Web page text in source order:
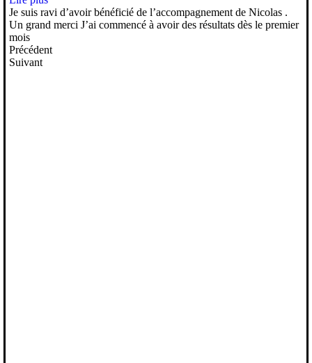
Je suis ravi d’avoir bénéficié de l’accompagnement de Nicolas .
Un grand merci J’ai commencé à avoir des résultats dès le premier
mois
Précédent
Suivant